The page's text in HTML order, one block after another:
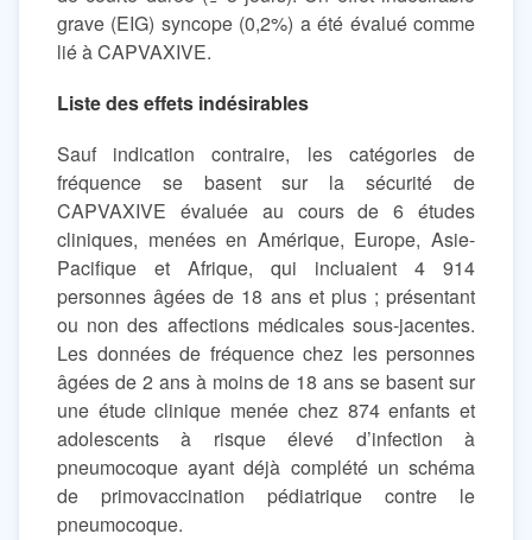
grave (EIG) syncope (0,2%) a été évalué comme
lié à CAPVAXIVE.
Liste des effets indésirables
Sauf indication contraire, les catégories de
fréquence se basent sur la sécurité de
CAPVAXIVE évaluée au cours de 6 études
cliniques, menées en Amérique, Europe, Asie-
Pacifique et Afrique, qui incluaient 4 914
personnes âgées de 18 ans et plus ; présentant
ou non des affections médicales sous-jacentes.
Les données de fréquence chez les personnes
âgées de 2 ans à moins de 18 ans se basent sur
une étude clinique menée chez 874 enfants et
adolescents à risque élevé d’infection à
pneumocoque ayant déjà complété un schéma
de primovaccination pédiatrique contre le
pneumocoque.